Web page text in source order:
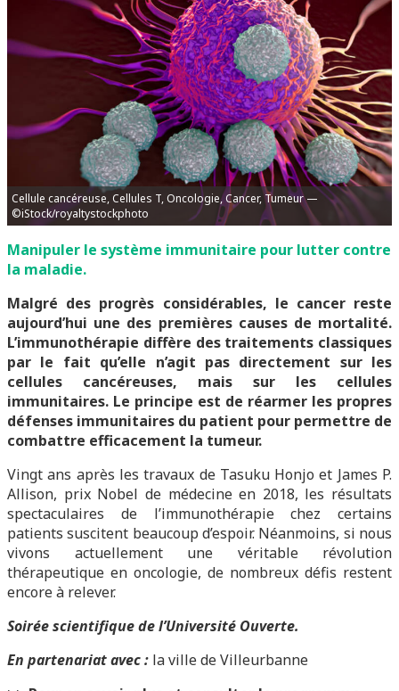
Cellule cancéreuse, Cellules T, Oncologie, Cancer, Tumeur —
©iStock/royaltystockphoto
Manipuler le système immunitaire pour lutter contre
la maladie.
Malgré des progrès considérables, le cancer reste
aujourd’hui une des premières causes de mortalité.
L’immunothérapie diffère des traitements classiques
par le fait qu’elle n’agit pas directement sur les
cellules cancéreuses, mais sur les cellules
immunitaires. Le principe est de réarmer les propres
défenses immunitaires du patient pour permettre de
combattre efficacement la tumeur.
Vingt ans après les travaux de Tasuku Honjo et James P.
Allison, prix Nobel de médecine en 2018, les résultats
spectaculaires de l’immunothérapie chez certains
patients suscitent beaucoup d’espoir. Néanmoins, si nous
vivons actuellement une véritable révolution
thérapeutique en oncologie, de nombreux défis restent
encore à relever.
Soirée scientifique de l’Université Ouverte.
En partenariat avec : la ville de Villeurbanne